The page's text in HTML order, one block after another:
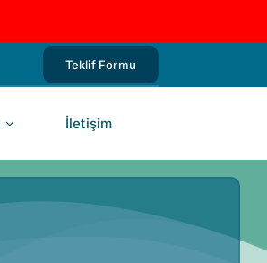
Teklif Formu
İletişim